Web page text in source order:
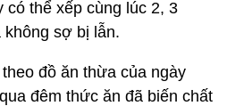
thể xếp cùng lúc 2, 3
sợ bị lẫn.
đồ ăn thừa của ngày
đêm thức ăn đã biến chất